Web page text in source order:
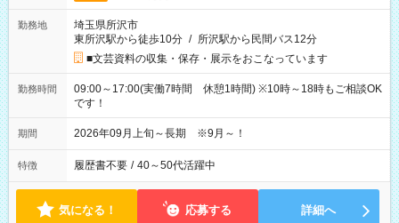
勤務地
埼玉県所沢市
東所沢駅から徒歩10分 / 所沢駅から民間バス12分
■文芸資料の収集・保存・展示をおこなっています
勤務時間
09:00～17:00(実働7時間 休憩1時間) ※10時～18時もご相談OK
です！
期間 2026年09月上旬～長期 ※9月～！
特徴 履歴書不要 / 40～50代活躍中
気になる！ 応募する 詳細へ